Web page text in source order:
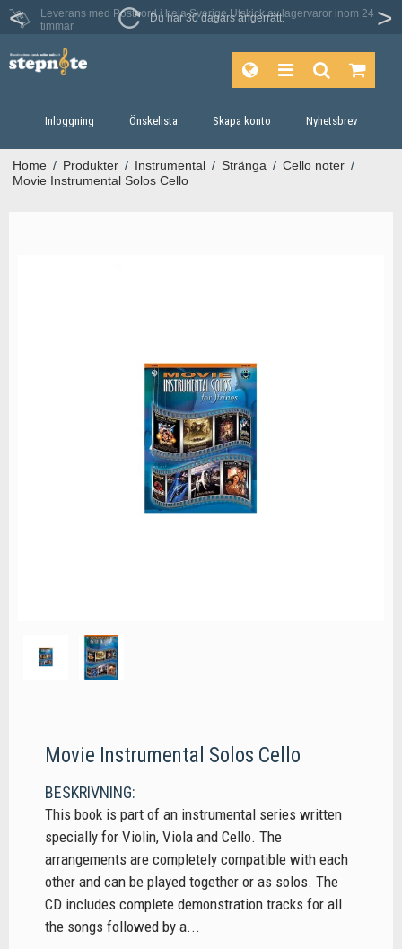
Leverans med Postnord i hela SverigeUtskick av lagervaror inom 24
timmar
Du har 30 dagars ångerrätt.
Inloggning Önskelista Skapa konto Nyhetsbrev
Home / Produkter / Instrumental / Stränga / Cello noter /
Movie Instrumental Solos Cello
Movie Instrumental Solos Cello
BESKRIVNING:
This book is part of an instrumental series written
specially for Violin, Viola and Cello. The
arrangements are completely compatible with each
other and can be played together or as solos. The
CD includes complete demonstration tracks for all
the songs followed by a...